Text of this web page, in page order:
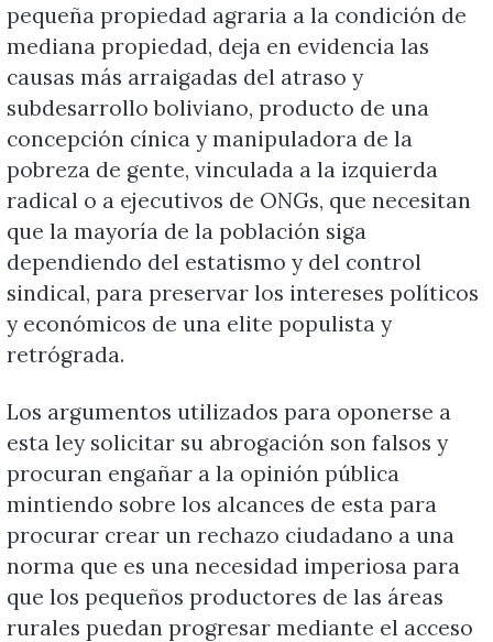
pequeña propiedad agraria a la condición de
mediana propiedad, deja en evidencia las
causas más arraigadas del atraso y
subdesarrollo boliviano, producto de una
concepción cínica y manipuladora de la
pobreza de gente, vinculada a la izquierda
radical o a ejecutivos de ONGs, que necesitan
que la mayoría de la población siga
dependiendo del estatismo y del control
sindical, para preservar los intereses políticos
y económicos de una elite populista y
retrógrada.
Los argumentos utilizados para oponerse a
esta ley solicitar su abrogación son falsos y
procuran engañar a la opinión pública
mintiendo sobre los alcances de esta para
procurar crear un rechazo ciudadano a una
norma que es una necesidad imperiosa para
que los pequeños productores de las áreas
rurales puedan progresar mediante el acceso